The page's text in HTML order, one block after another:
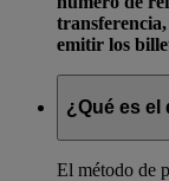
emitir los
¿Qué es el
El método de